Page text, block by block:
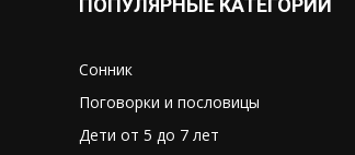
ПОПУЛЯРНЫЕ КАТЕГОРИИ
Сонник
Поговорки и пословицы
Дети от 5 до 7 лет